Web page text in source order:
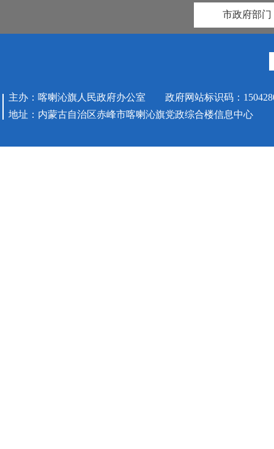
市政府部门
主办：喀喇沁旗人民政府办公室 政府网站标识码：
地址：内蒙古自治区赤峰市喀喇沁旗党政综合楼信息中心